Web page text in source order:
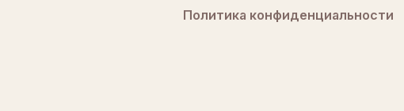
Политика конфиденциальности